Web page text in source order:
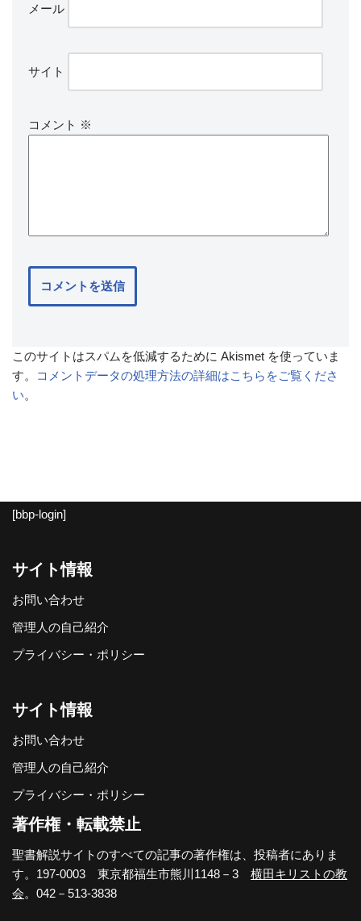
メール
サイト
コメント ※
このサイトはスパムを低減するために Akismet を使っていま
す。
コメントデータの処理方法の詳細はこちらをご覧くださ
い。
[bbp-login]
サイト情報
お問い合わせ
管理人の自己紹介
プライバシー・ポリシー
サイト情報
お問い合わせ
管理人の自己紹介
プライバシー・ポリシー
著作権・転載禁止
聖書解説サイトのすべての記事の著作権は、投稿者にありま
す。197-0003 東京都福生市熊川1148－3 横田キリストの教
会。042－513-3838